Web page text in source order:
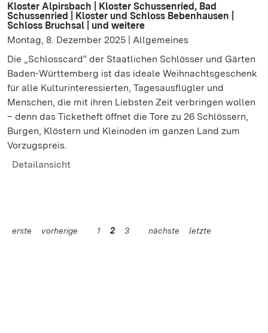
Kloster Alpirsbach | Kloster Schussenried, Bad
Schussenried | Kloster und Schloss Bebenhausen |
Schloss Bruchsal | und weitere
Montag, 8. Dezember 2025 | Allgemeines
Die „Schlosscard“ der Staatlichen Schlösser und Gärten
Baden-Württemberg ist das ideale Weihnachtsgeschenk
für alle Kulturinteressierten, Tagesausflügler und
Menschen, die mit ihren Liebsten Zeit verbringen wollen
– denn das Ticketheft öffnet die Tore zu 26 Schlössern,
Burgen, Klöstern und Kleinoden im ganzen Land zum
Vorzugspreis.
Detailansicht
erste vorherige 1 2 3 nächste letzte